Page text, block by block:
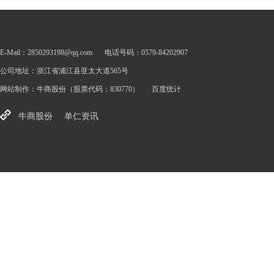
E-Mail：2850293198@qq.com 电话号码：0579-84202907
公司地址：浙江省浦江县亚太大道565号
网站制作： 牛商股份 （股票代码：830770） 百度统计
牛商股份 单仁资讯